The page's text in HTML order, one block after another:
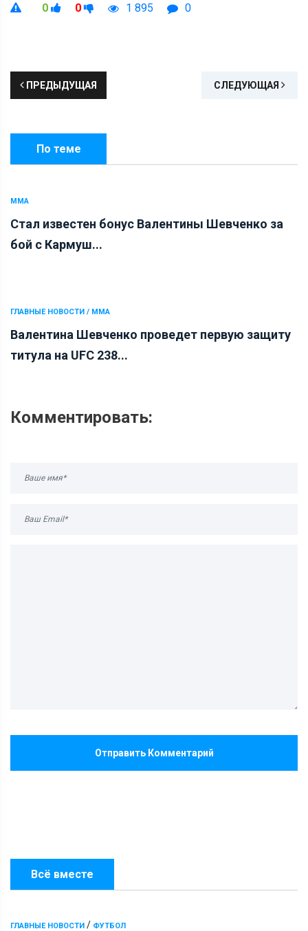
Всё вместе
ГЛАВНЫЕ НОВОСТИ / ФУТБОЛ
0 0 1 895 0
ПРЕДЫДУЩАЯ СЛЕДУЮЩАЯ
По теме
ММА
Стал известен бонус Валентины Шевченко за
бой с Кармуш...
ГЛАВНЫЕ НОВОСТИ / ММА
Валентина Шевченко проведет первую защиту
титула на UFC 238...
Комментировать:
Отправить Комментарий